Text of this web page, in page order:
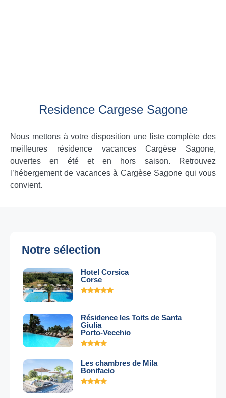
Residence Cargese Sagone
Nous mettons à votre disposition une liste complète des
meilleures résidence vacances Cargèse Sagone,
ouvertes en été et en hors saison. Retrouvez
l’hébergement de vacances à Cargèse Sagone qui vous
convient.
Notre sélection
Hotel Corsica
Corse
Résidence les Toits de Santa
Giulia
Porto-Vecchio
Les chambres de Mila
Bonifacio